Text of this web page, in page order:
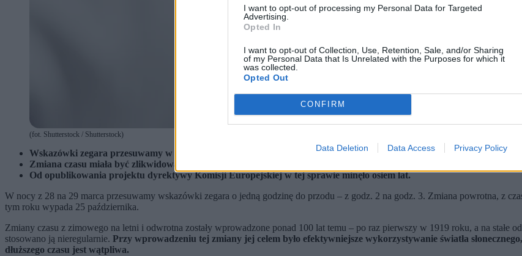
I want to opt-out of processing my Personal Data for Targeted
Advertising.
Opted In
I want to opt-out of Collection, Use, Retention, Sale, and/or Sharing
of my Personal Data that Is Unrelated with the Purposes for which it
was collected.
Opted Out
CONFIRM
Data Deletion Data Access Privacy Policy
(fot. Shutterstock / Shutterstock)
Wskazówki zegara przesuwamy w nocy z 28 na 29 marca.
Doba skróci się o jedną godzinę.
Zmiana czasu miała być zlikwidowana, ale w Unii Europejskiej wciąż brakuje woli politycznej, by z niej zrezygnować.
Od opublikowania projektu dyrektywy Komisji Europejskiej w tej sprawie minęło osiem lat.
W nocy z 28 na 29 marca przesuwamy wskazówki zegara o jedną godzinę do przodu – z godz. 2 na godz. 3. Zmiana powrotna, z
tym roku wypada 25 października.
Zmiany czasu z zimowego na letni i odwrotna zostały wprowadzone ponad 100 lat temu – po raz pierwszy w 1919 roku, a na stałe
stosowano ją nieregularnie. Przy wprowadzeniu tej zmiany jej celem było efektywniejsze wykorzystywanie światła
dłuższego czasu jest wątpliwa.